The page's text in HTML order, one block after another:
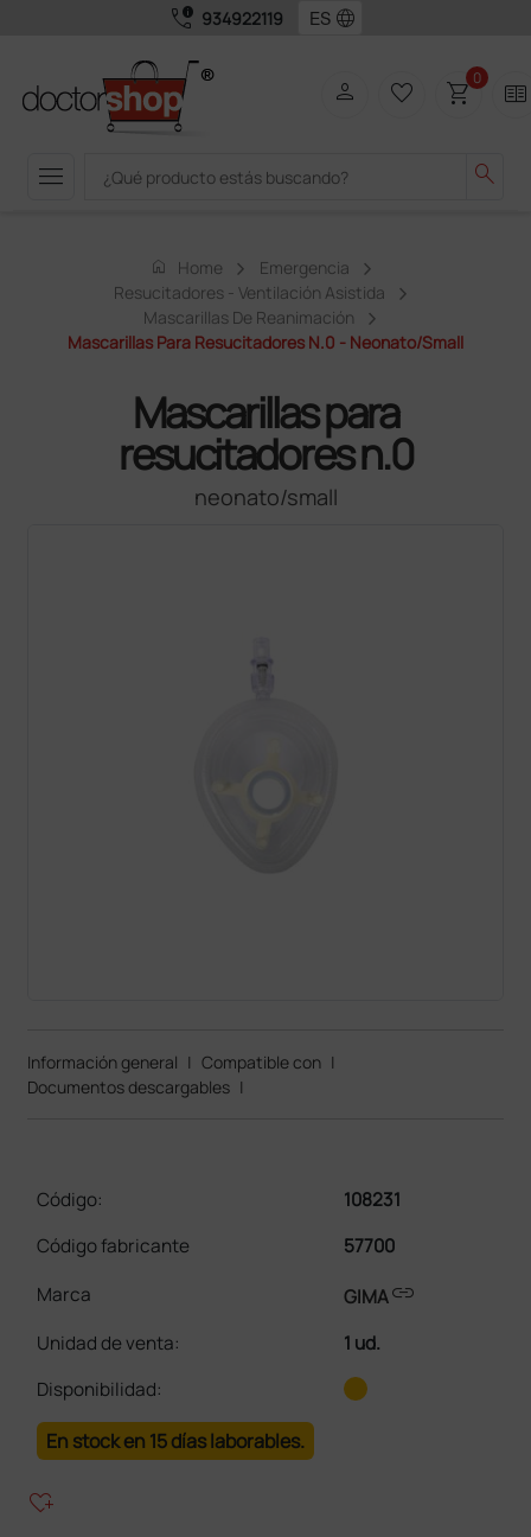
call_quality 934922119 language
menu search
person favorite_border shopping_cart0 two_pager
home Home
Emergencia
Resucitadores - Ventilación Asistida
Mascarillas De Reanimación
Mascarillas Para Resucitadores N.0 - Neonato/small
Mascarillas para
resucitadores n.0
neonato/small
Información general | Compatible con |
Documentos descargables |
Código:
108231
Código fabricante
57700
Marca
GIMAlink
Unidad de venta:
1 ud.
Disponibilidad:
En stock en 15 días laborables.
heart_plus